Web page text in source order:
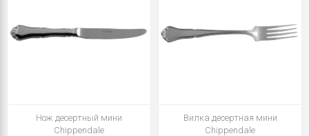
Нож десертный мини
Chippendale
Вилка десертная мини
Chippendale